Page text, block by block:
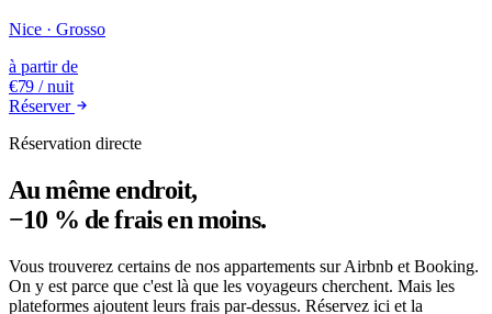
Nice · Grosso
à partir de
€79 / nuit
Réserver
Réservation directe
Au même endroit,
−10 % de frais en moins.
Vous trouverez certains de nos appartements sur Airbnb et Booking.
On y est parce que c'est là que les voyageurs cherchent. Mais les
plateformes ajoutent leurs frais par-dessus. Réservez ici et la